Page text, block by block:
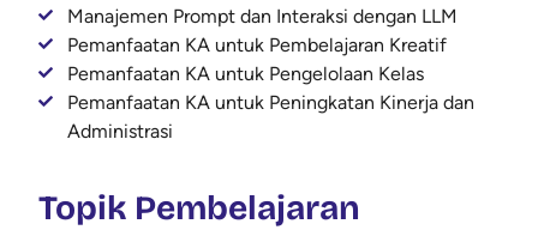
Manajemen Prompt dan Interaksi dengan LLM
Pemanfaatan KA untuk Pembelajaran Kreatif
Pemanfaatan KA untuk Pengelolaan Kelas
Pemanfaatan KA untuk Peningkatan Kinerja dan
Administrasi
Topik Pembelajaran